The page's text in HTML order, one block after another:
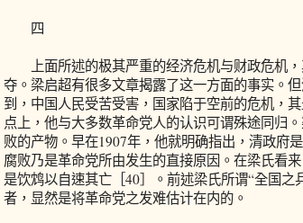
四
上面所述的极其严重的经济危机与财政危机，
夺。梁启超有很多文章揭露了这一方面的事实。
到，中国人民受苦受害，国家陷于空前的危机，
点上，他与大多数革命党人的认识可谓殊途同归
败的产物。早在1907年，他就明确指出，清政府
腐败乃是革命党所由发生的直接原因。在梁氏看
是饮鸩以自速其亡［40］。前述梁氏所谓“全国
者，显然是将革命党之发难估计在内的。